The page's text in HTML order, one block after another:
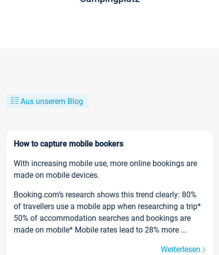
Aus unserem Blog
How to capture mobile bookers
With increasing mobile use, more online bookings are
made on mobile devices.
Booking.com’s research shows this trend clearly: 80%
of travellers use a mobile app when researching a trip*
50% of accommodation searches and bookings are
made on mobile* Mobile rates lead to 28% more ...
Weiterlesen